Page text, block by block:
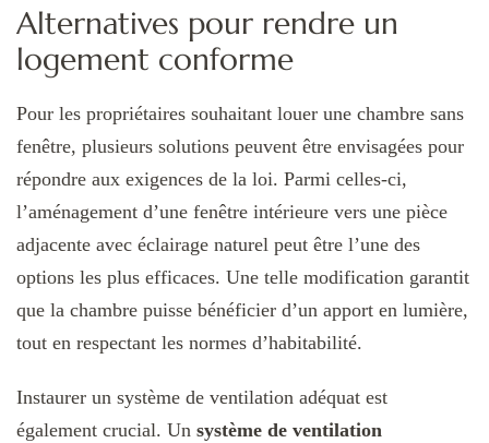
Alternatives pour rendre un
logement conforme
Pour les propriétaires souhaitant louer une chambre sans
fenêtre, plusieurs solutions peuvent être envisagées pour
répondre aux exigences de la loi. Parmi celles-ci,
l’aménagement d’une fenêtre intérieure vers une pièce
adjacente avec éclairage naturel peut être l’une des
options les plus efficaces. Une telle modification garantit
que la chambre puisse bénéficier d’un apport en lumière,
tout en respectant les normes d’habitabilité.
Instaurer un système de ventilation adéquat est
également crucial. Un système de ventilation